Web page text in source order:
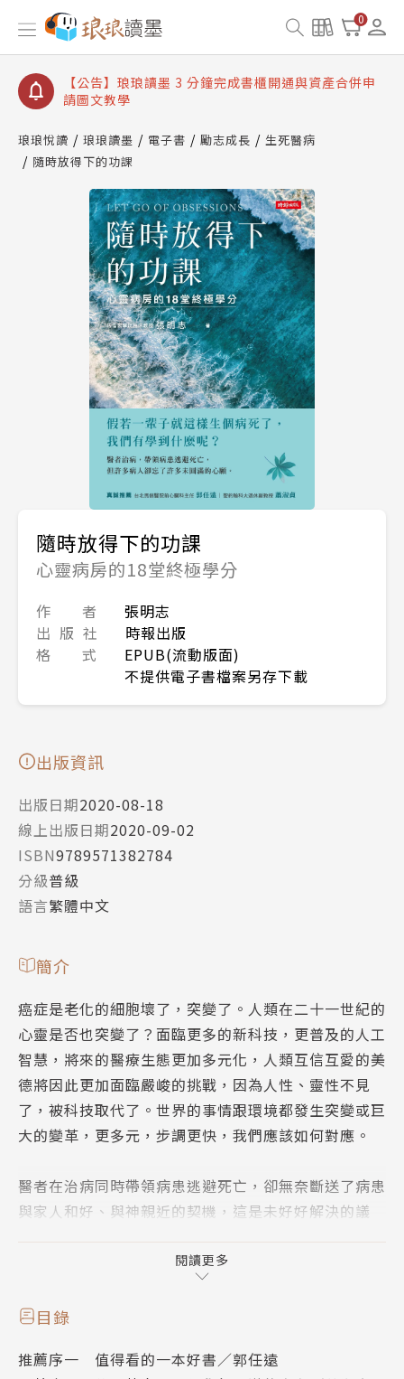
0
【公告】琅琅讀墨數位閱讀資產合併與書櫃開通申請
【公告】琅琅讀墨書櫃開通常見問題
【公告】琅琅讀墨 3 分鐘完成書櫃開通與資產合併申
請圖文教學
查詢
【公告】琅琅讀墨數位閱讀資產合併與書櫃開通申請
琅琅悅讀 琅琅讀墨 電子書 勵志成長
生死醫病
隨時放得下的功課
隨時放得下的功課
心靈病房的18堂終極學分
作 者
張明志
出 版 社
時報出版
格 式
EPUB(流動版面)
不提供電子書檔案另存下載
出版資訊
出版日期2020-08-18
線上出版日期2020-09-02
ISBN9789571382784
分級普級
語言繁體中文
簡介
癌症是老化的細胞壞了，突變了。人類在二十一世紀的
心靈是否也突變了？面臨更多的新科技，更普及的人工
智慧，將來的醫療生態更加多元化，人類互信互愛的美
德將因此更加面臨嚴峻的挑戰，因為人性、靈性不見
了，被科技取代了。世界的事情跟環境都發生突變或巨
大的變革，更多元，步調更快，我們應該如何對應。
醫者在治病同時帶領病患逃避死亡，卻無奈斷送了病患
與家人和好、與神親近的契機，這是未好好解決的議
有什麼新藥？健保有沒有給付？有沒有最新的臨床試驗
可以參與？能不能存活更久。因此看了電腦上的谷歌卻
忘了親人，忘了許多未圓滿的心願。忘了道謝、道歉、
閱讀更多
目錄
推薦序一 值得看的一本好書／郭任遠